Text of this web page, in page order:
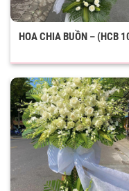
HOA CHIA BUỒN – (HCB